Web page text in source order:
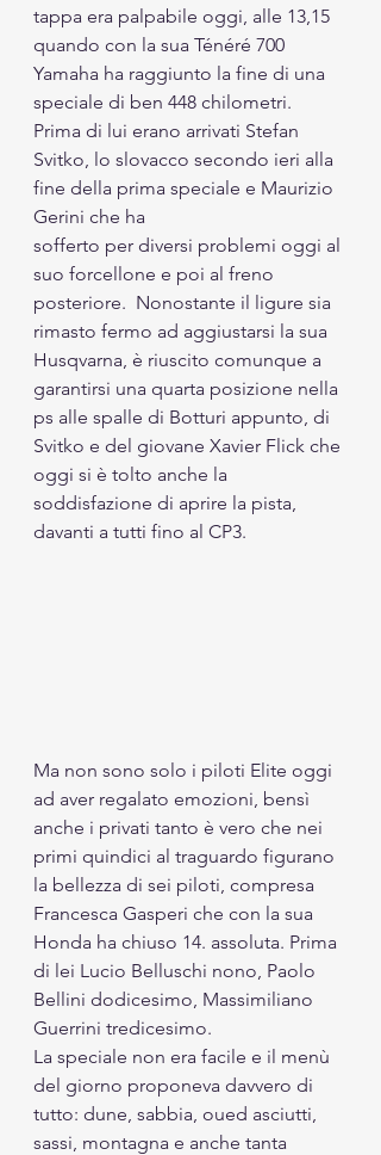
tappa era palpabile oggi, alle 13,15
quando con la sua Ténéré 700
Yamaha ha raggiunto la fine di una
speciale di ben 448 chilometri.
Prima di lui erano arrivati Stefan
Svitko, lo slovacco secondo ieri alla
fine della prima speciale e Maurizio
Gerini che ha
sofferto per diversi problemi oggi al
suo forcellone e poi al freno
posteriore.  Nonostante il ligure sia
rimasto fermo ad aggiustarsi la sua
Husqvarna, è riuscito comunque a
garantirsi una quarta posizione nella
ps alle spalle di Botturi appunto, di
Svitko e del giovane Xavier Flick che
oggi si è tolto anche la
soddisfazione di aprire la pista,
davanti a tutti fino al CP3.
Ma non sono solo i piloti Elite oggi
ad aver regalato emozioni, bensì
anche i privati tanto è vero che nei
primi quindici al traguardo figurano
la bellezza di sei piloti, compresa
Francesca Gasperi che con la sua
Honda ha chiuso 14. assoluta. Prima
di lei Lucio Belluschi nono, Paolo
Bellini dodicesimo, Massimiliano
Guerrini tredicesimo.
La speciale non era facile e il menù
del giorno proponeva davvero di
tutto: dune, sabbia, oued asciutti,
sassi, montagna e anche tanta